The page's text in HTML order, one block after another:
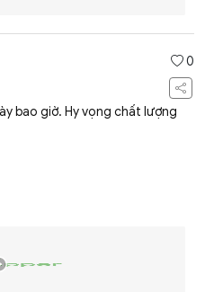
0
bao giờ. Hy vọng chất lượng